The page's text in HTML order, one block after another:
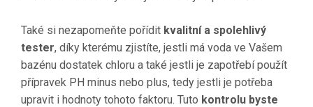
Také si nezapomeňte pořídit kvalitní a spolehlivý
tester, díky kterému zjistíte, jestli má voda ve Vašem
bazénu dostatek chloru a také jestli je zapotřebí použít
přípravek PH minus nebo plus, tedy jestli je potřeba
upravit i hodnoty tohoto faktoru. Tuto kontrolu byste